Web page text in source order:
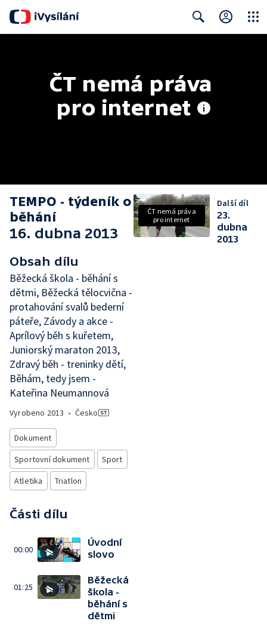
ČT nemá práva
pro internet
TEMPO - týdeník o
běhání
16. dubna 2013
Obsah dílu
Běžecká škola - běhání s
dětmi, Běžecká tělocvična -
protahování svalů bederní
páteře, Závody a akce -
Aprílový běh s kuřetem,
Juniorský maraton 2013,
Zdravý běh - treninky dětí,
Běhám, tedy jsem -
Kateřina Neumannová
Vyrobeno 2013 • Česko
Dokument
Sportovní dokument
Sport
Atletika
Triatlon
Části dílu
00:00
Úvodní
slovo
01:25
Běžecká
škola -
běhání s
dětmi
ČT nemá práva
pro internet
Další díl
23.
dubna
2013